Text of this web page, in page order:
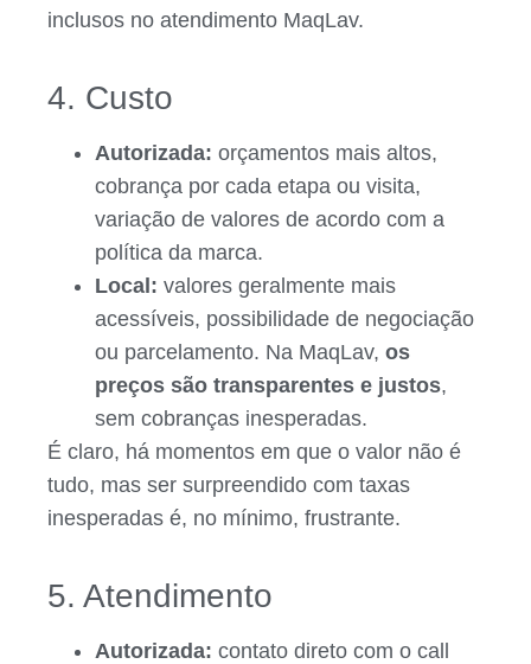
inclusos no atendimento MaqLav.
4. Custo
Autorizada: orçamentos mais altos,
cobrança por cada etapa ou visita,
variação de valores de acordo com a
política da marca.
Local: valores geralmente mais
acessíveis, possibilidade de negociação
ou parcelamento. Na MaqLav, os
preços são transparentes e justos,
sem cobranças inesperadas.
É claro, há momentos em que o valor não é
tudo, mas ser surpreendido com taxas
inesperadas é, no mínimo, frustrante.
5. Atendimento
Autorizada: contato direto com o call